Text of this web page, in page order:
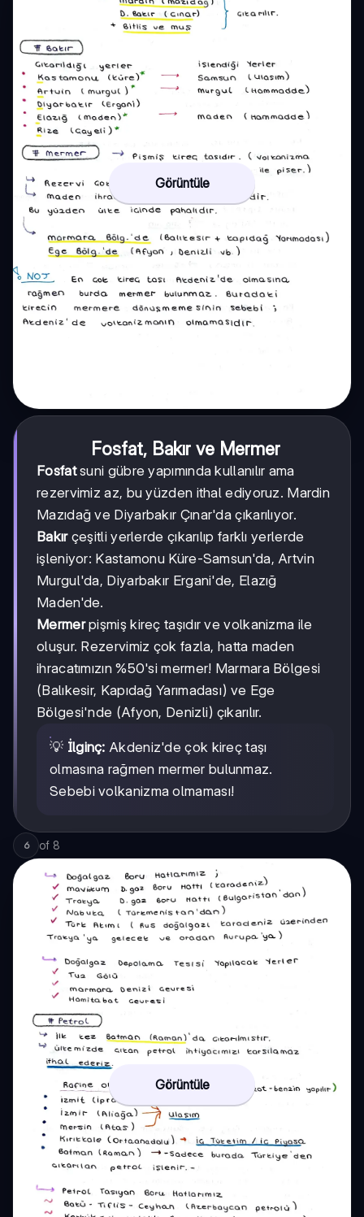
Görüntüle
Fosfat, Bakır ve Mermer
Fosfatsuni gübre yapımında kullanılır ama
rezervimiz az, bu yüzden ithal ediyoruz. Mardin
Mazıdağ ve Diyarbakır Çınar'da çıkarılıyor.
Bakırçeşitli yerlerde çıkarılıp farklı yerlerde
işleniyor: Kastamonu Küre-Samsun'da, Artvin
Murgul'da, Diyarbakır Ergani'de, Elazığ
Maden'de.
Mermerpişmiş kireç taşıdır ve volkanizma ile
oluşur. Rezervimiz çok fazla, hatta maden
ihracatımızın %50'si mermer! Marmara Bölgesi
(Balıkesir, Kapıdağ Yarımadası) ve Ege
Bölgesi'nde (Afyon, Denizli) çıkarılır.
💡 İlginç: Akdeniz'de çok kireç taşı
olmasına rağmen mermer bulunmaz.
Sebebi volkanizma olmaması!
6 of 8
Görüntüle